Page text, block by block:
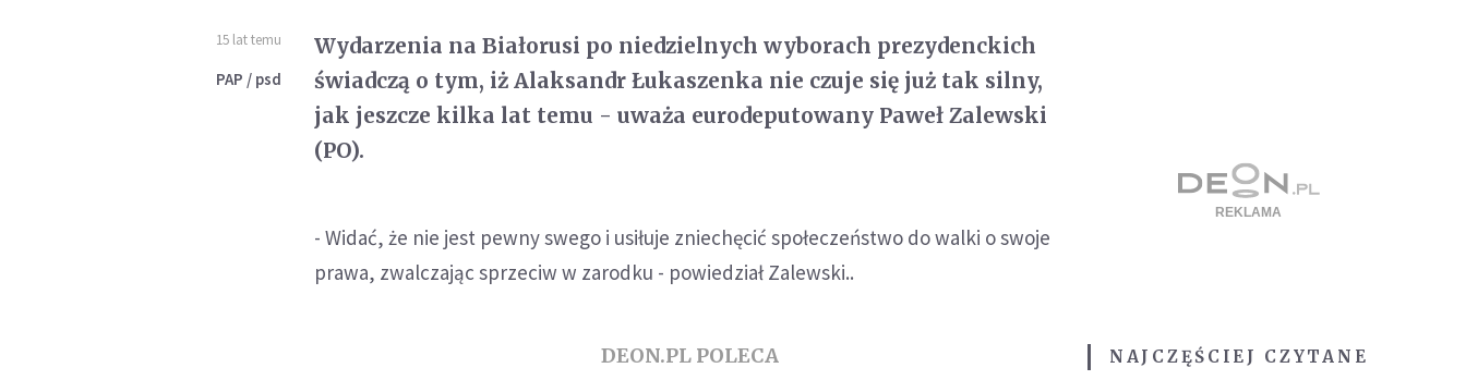
15 lat temu
PAP / psd
Wydarzenia na Białorusi po niedzielnych wyborach prezydenckich
świadczą o tym, iż Alaksandr Łukaszenka nie czuje się już tak silny,
jak jeszcze kilka lat temu - uważa eurodeputowany Paweł Zalewski
(PO).
- Widać, że nie jest pewny swego i usiłuje zniechęcić społeczeństwo do walki o swoje
prawa, zwalczając sprzeciw w zarodku - powiedział Zalewski..
DEON.PL POLECA NAJCZĘŚCIEJ CZYTANE